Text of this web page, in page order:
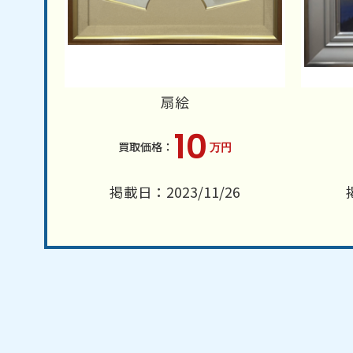
扇絵
10 万円
掲載日：2023/11/26